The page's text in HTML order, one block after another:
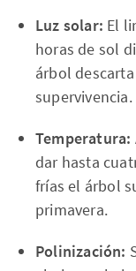
Luz solar: El
horas de sol
árbol
supervivencia.
Temperatura:
dar hasta
frías el árbol
primavera.
Polinización: